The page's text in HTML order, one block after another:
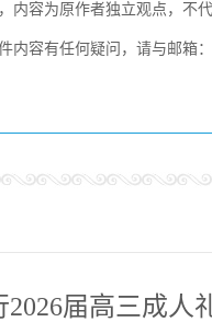
内容为原作者独立观点，不
内容有任何疑问，请与邮箱
届高三成人